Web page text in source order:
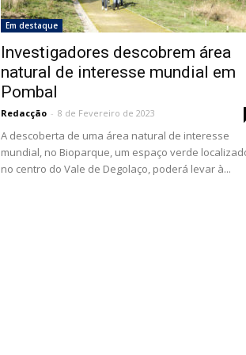
Em destaque
Investigadores descobrem área
natural de interesse mundial em
Pombal
Redacção - 8 de Fevereiro de 2023
A descoberta de uma área natural de interesse
mundial, no Bioparque, um espaço verde
no centro do Vale de Degolaço, poderá levar à...